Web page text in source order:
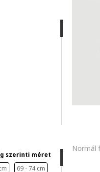
szerinti méret
69 - 74 cm